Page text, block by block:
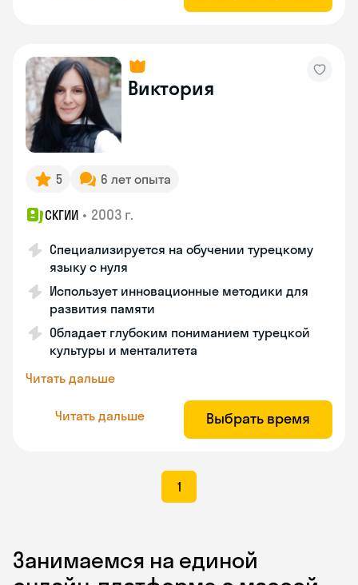
Виктория
5 6 лет опыта
СКГИИ • 2003 г.
Специализируется на обучении турецкому
языку с нуля
Использует инновационные методики для
развития памяти
Обладает глубоким пониманием турецкой
культуры и менталитета
Читать дальше
Читать дальше Выбрать время
1
Занимаемся на единой